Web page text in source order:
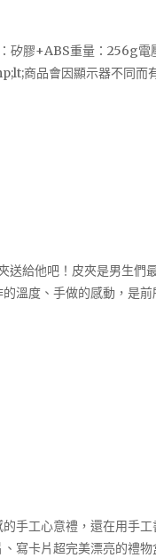
矽膠+ABS重量：256g電
商品會因顯示器不同而
給他吧！皮夾是男生們
溫度、手做的感動，是
手工心意禮，還在用手
寫卡片超完美漂亮的禮